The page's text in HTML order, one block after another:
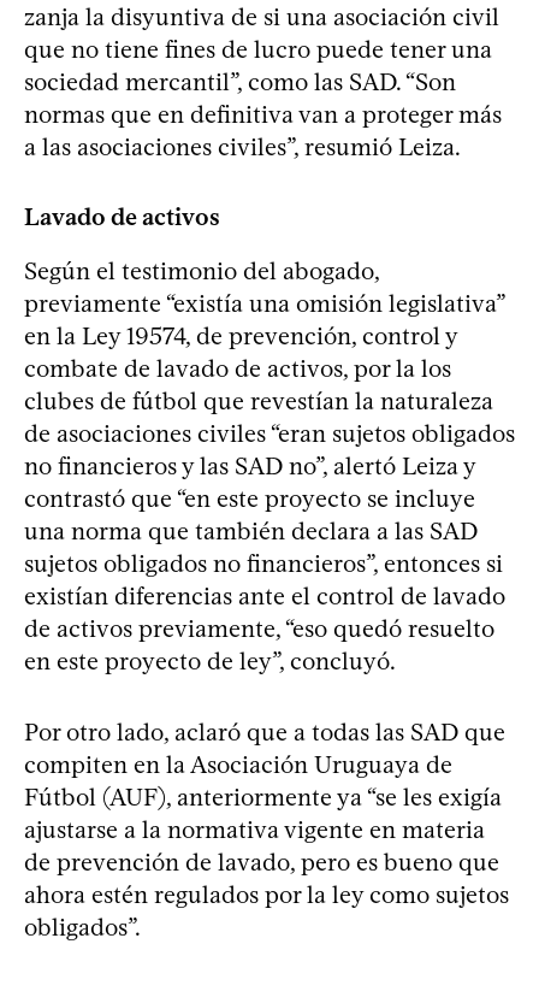
zanja la disyuntiva de si una asociación civil
que no tiene fines de lucro puede tener una
sociedad mercantil”, como las SAD. “Son
normas que en definitiva van a proteger más
a las asociaciones civiles”, resumió Leiza.
Lavado de activos
Según el testimonio del abogado,
previamente “existía una omisión legislativa”
en la Ley 19574, de prevención, control y
combate de lavado de activos, por la los
clubes de fútbol que revestían la naturaleza
de asociaciones civiles “eran sujetos obligados
no financieros y las SAD no”, alertó Leiza y
contrastó que “en este proyecto se incluye
una norma que también declara a las SAD
sujetos obligados no financieros”, entonces si
existían diferencias ante el control de lavado
de activos previamente, “eso quedó resuelto
en este proyecto de ley”, concluyó.
Por otro lado, aclaró que a todas las SAD que
compiten en la Asociación Uruguaya de
Fútbol (AUF), anteriormente ya “se les exigía
ajustarse a la normativa vigente en materia
de prevención de lavado, pero es bueno que
ahora estén regulados por la ley como sujetos
obligados”.